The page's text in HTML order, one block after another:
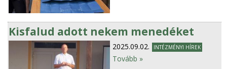
Kisfalud adott nekem menedéket
2025.09.02. INTÉZMÉNYI HÍREK
Tovább »